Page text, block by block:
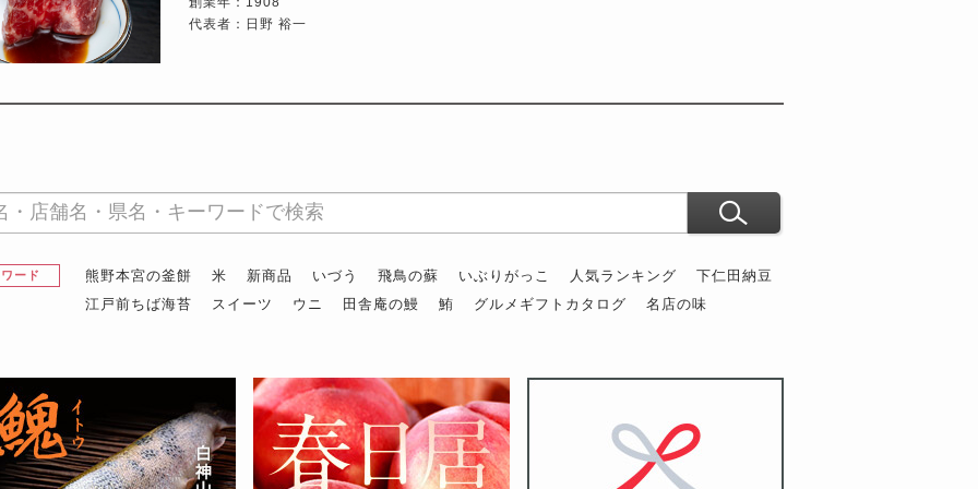
代表者：日野 裕一
ード 熊野本宮の釜餅 米 新商品 いづう 飛鳥の蘇 いぶりがっこ 人気ランキング
下仁田納豆
江戸前ちば海苔
スイーツ ウニ 田舎庵の鰻 鮪 グルメギフトカタログ 名店の味